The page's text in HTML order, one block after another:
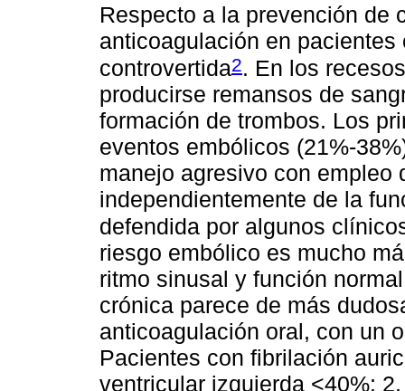
Respecto a la prevención de
anticoagulación en
controvertida2. En los
producirse remansos de
formación de trombos. Los
eventos embólicos (21%-
manejo agresivo con empleo
independientemente de la
defendida por algunos
riesgo embólico es mucho
ritmo sinusal y función
crónica parece de más
anticoagulación oral, con un
Pacientes con fibrilación
ventricular izquierda <40%;